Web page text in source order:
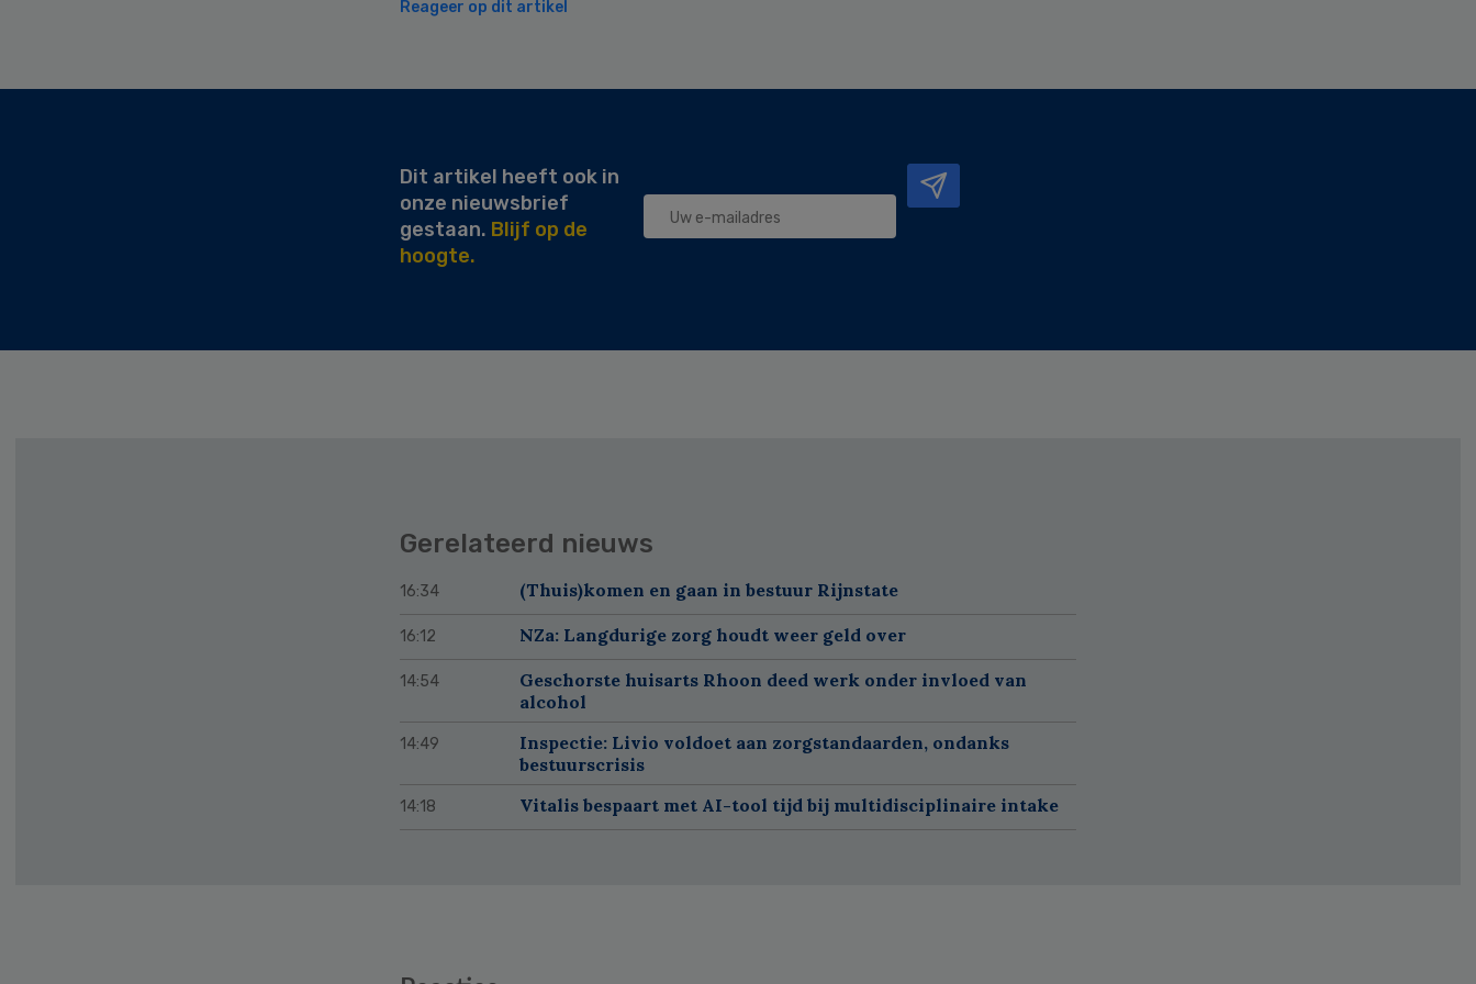
Reageer op dit artikel
Dit artikel heeft ook in
onze nieuwsbrief
gestaan. Blijf op de
hoogte.
Gerelateerd nieuws
16:34 (Thuis)komen en gaan in bestuur Rijnstate
16:12 NZa: Langdurige zorg houdt weer geld over
14:54
Geschorste huisarts Rhoon deed werk onder invloed van
alcohol
14:49
Inspectie: Livio voldoet aan zorgstandaarden, ondanks
bestuurscrisis
14:18 Vitalis bespaart met AI-tool tijd bij multidisciplinaire intake